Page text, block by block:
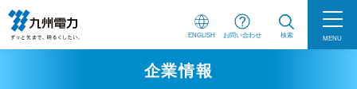
ENGLISH お問い合わせ 検索 MENU
企業情報